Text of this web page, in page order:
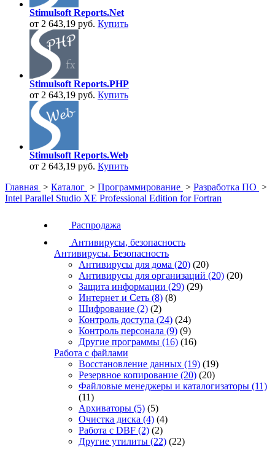
Stimulsoft Reports.Net
от 2 643,19 руб. Купить
Stimulsoft Reports.PHP
от 2 643,19 руб. Купить
Stimulsoft Reports.Web
от 2 643,19 руб. Купить
Главная > Каталог > Программирование > Разработка ПО >
Intel Parallel Studio XE Professional Edition for Fortran
Распродажа
Антивирусы, безопасность
Антивирусы. Безопасность
Антивирусы для дома (20) (20)
Антивирусы для организаций (20) (20)
Защита информации (29) (29)
Интернет и Сеть (8) (8)
Шифрование (2) (2)
Контроль доступа (24) (24)
Контроль персонала (9) (9)
Другие программы (16) (16)
Работа с файлами
Восстановление данных (19) (19)
Резервное копирование (20) (20)
Файловые менеджеры и каталогизаторы (11)
(11)
Архиваторы (5) (5)
Очистка диска (4) (4)
Работа с DBF (2) (2)
Другие утилиты (22) (22)